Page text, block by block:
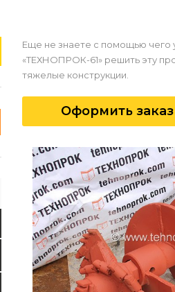
Еще не знаете с помощью чего
«ТЕХНОПРОК-61» решить эту
тяжелые конструкции.
Оформить заказ